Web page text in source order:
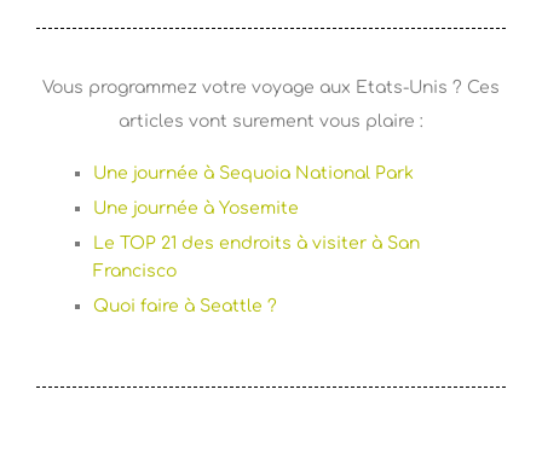
Vous programmez votre voyage aux Etats-Unis ? Ces
articles vont surement vous plaire :
Une journée à Sequoia National Park
Une journée à Yosemite
Le TOP 21 des endroits à visiter à San
Francisco
Quoi faire à Seattle ?